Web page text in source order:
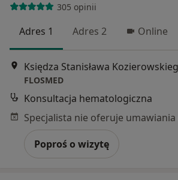
305 opinii
Adres 1 Adres 2 Online
FLOSMED
Konsultacja hematologiczna
Poproś o wizytę